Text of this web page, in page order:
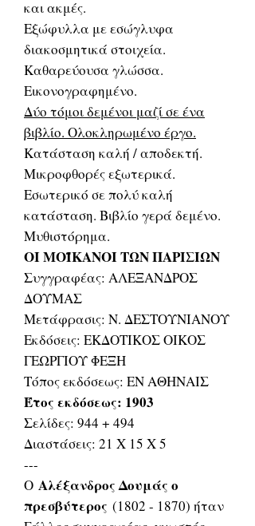
και ακμές.
Εξώφυλλα με εσώγλυφα
διακοσμητικά στοιχεία.
Καθαρεύουσα γλώσσα.
Εικονογραφημένο.
Δύο τόμοι δεμένοι μαζί σε ένα
βιβλίο. Ολοκληρωμένο έργο.
Κατάσταση καλή / αποδεκτή.
Μικροφθορές εξωτερικά.
Εσωτερικό σε πολύ καλή
κατάσταση. Βιβλίο γερά δεμένο.
Μυθιστόρημα.
ΟΙ ΜΟΪΚΑΝΟΙ ΤΩΝ ΠΑΡΙΣΙΩΝ
Συγγραφέας: ΑΛΕΞΑΝΔΡΟΣ
ΔΟΥΜΑΣ
Μετάφρασις: Ν. ΔΕΣΤΟΥΝΙΑΝΟΥ
Εκδόσεις: ΕΚΔΟΤΙΚΟΣ ΟΙΚΟΣ
ΓΕΩΡΓΙΟΥ ΦΕΞΗ
Τόπος εκδόσεως: ΕΝ ΑΘΗΝΑΙΣ
Έτος εκδόσεως: 1903
Σελίδες: 944 + 494
Διαστάσεις: 21 Χ 15 Χ 5
---
Ο Αλέξανδρος Δουμάς ο
πρεσβύτερος (1802 - 1870) ήταν